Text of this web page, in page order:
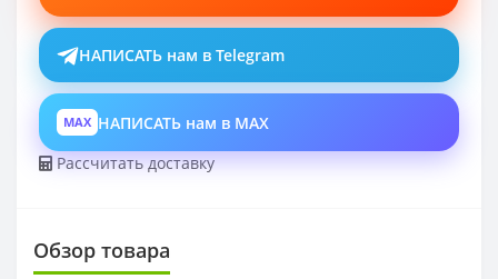
НАПИСАТЬ нам в Telegram
MAX НАПИСАТЬ нам в MAX
Рассчитать доставку
Обзор товара